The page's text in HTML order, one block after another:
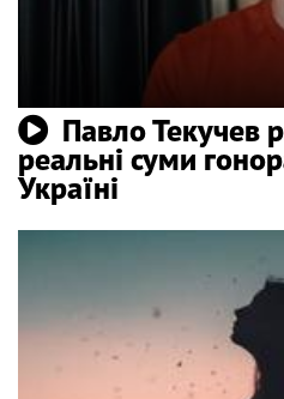
Павло Текучев
реальні суми
Україні